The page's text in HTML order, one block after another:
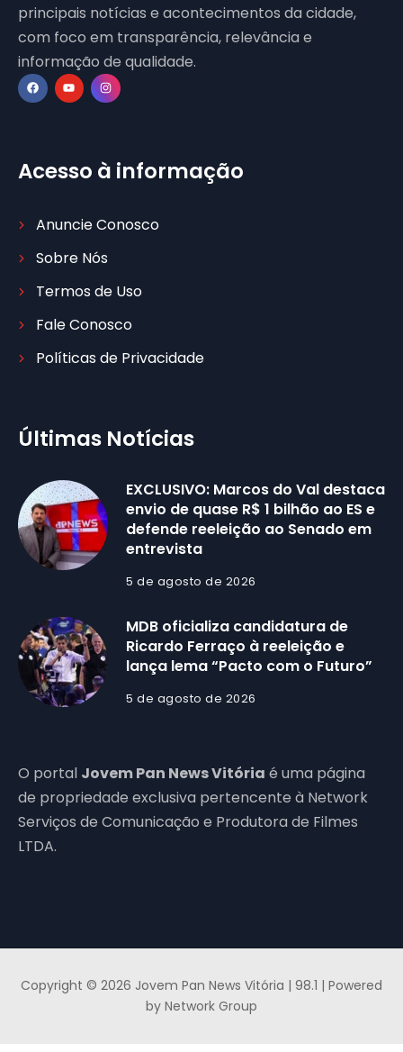
principais notícias e acontecimentos da cidade,
com foco em transparência, relevância e
informação de qualidade.
Acesso à informação
Anuncie Conosco
Sobre Nós
Termos de Uso
Fale Conosco
Políticas de Privacidade
Últimas Notícias
EXCLUSIVO: Marcos do Val destaca
envio de quase R$ 1 bilhão ao ES e
defende reeleição ao Senado em
entrevista
5 de agosto de 2026
MDB oficializa candidatura de
Ricardo Ferraço à reeleição e
lança lema “Pacto com o Futuro”
5 de agosto de 2026
O portal Jovem Pan News Vitória é uma página
de propriedade exclusiva pertencente à Network
Serviços de Comunicação e Produtora de Filmes
LTDA.
Copyright © 2026 Jovem Pan News Vitória | 98.1 | Powered
by Network Group